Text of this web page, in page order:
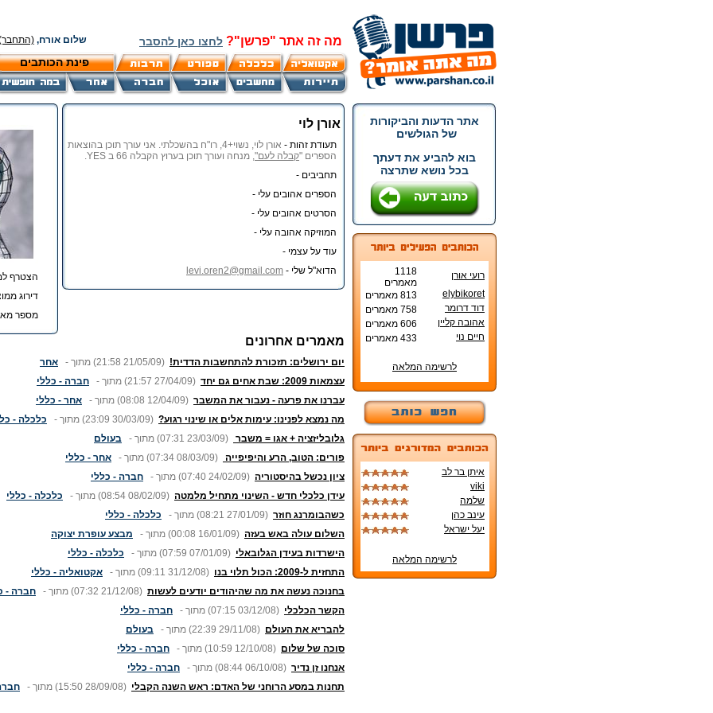
מה זה אתר "פרשן"? לחצו כאן להסבר שלום אורח,
פינת הכותבים
אתר הדעות והביקורות
של הגולשים
בוא להביע את דעתך
בכל נושא שתרצה
רועי אורן
1118
מאמרים
elybikoret
813 מאמרים
דוד דרומר
758 מאמרים
אהובה קליין
606 מאמרים
חיים נוי
433 מאמרים
לרשימה המלאה
איתן בר לב
viki
שלמה
עינב כהן
יעל ישראל
לרשימה המלאה
אורן לוי
תעודת זהות -
אורן לוי, נשוי+4, רו"ח בהשכלתי. אני עורך תוכן בהוצאות
הספרים "קבלה לעם", מנחה ועורך תוכן בערוץ הקבלה 66 ב YES.
תחביבים -
הספרים אהובים עלי -
הסרטים אהובים עלי -
המוזיקה אהובה עלי -
עוד על עצמי -
הדוא"ל שלי - levi.oren2@gmail.com
הצטרף
דירוג
מספר
מאמרים אחרונים
יום ירושלים: תזכורת להתחשבות הדדית! (21:58 21/05/09) מתוך -
אחר
עצמאות 2009: שבת אחים גם יחד
(21:57 27/04/09) מתוך -
חברה - כללי
עברנו את פרעה - נעבור את המשבר (08:08 12/04/09) מתוך -
אחר - כללי
מה נמצא לפנינו: עימות אלים או שינוי רגוע? (23:09 30/03/09) מתוך -
כלכלה -
גלובליזציה + אגו = משבר
(07:31 23/03/09) מתוך -
בעולם
פורים: הטוב, הרע והיפיפייה
(07:34 08/03/09) מתוך -
אחר - כללי
ציון נכשל בהיסטוריה (07:40 24/02/09) מתוך -
חברה - כללי
עידן כלכלי חדש - השינוי מתחיל מלמטה (08:54 08/02/09) מתוך -
כלכלה - כללי
כשהבומרנג חוזר (08:21 27/01/09) מתוך -
כלכלה - כללי
השלום עולה באש בעזה (00:08 16/01/09) מתוך -
מבצע עופרת יצוקה
הישרדות בעידן הגלובאלי (07:59 07/01/09) מתוך -
כלכלה - כללי
התחזית ל-2009: הכול תלוי בנו
(09:11 31/12/08) מתוך -
אקטואליה - כללי
בחנוכה נעשה את מה שהיהודים יודעים לעשות (07:32 21/12/08) מתוך -
חברה -
הקשר הכלכלי (07:15 03/12/08) מתוך -
חברה - כללי
להבריא את העולם (22:39 29/11/08) מתוך -
בעולם
סוכה של שלום (10:59 12/10/08) מתוך -
חברה - כללי
אנחנו זן נדיר (08:44 06/10/08) מתוך -
חברה - כללי
תחנות במסע הרוחני של האדם: ראש השנה הקבלי (15:50 28/09/08) מתוך -